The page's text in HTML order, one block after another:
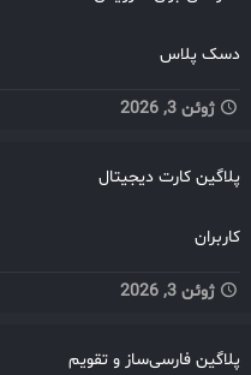
دسک پلاس
ژوئن 3, 2026
پلاگین کارت دیجیتال
کاربران
ژوئن 3, 2026
پلاگین فارسی‌ساز و تقویم